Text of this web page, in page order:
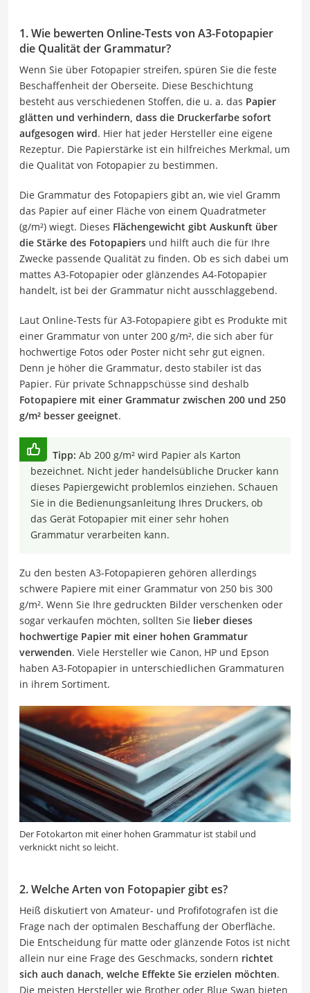
1. Wie bewerten Online-Tests von A3-Fotopapier
die Qualität der Grammatur?
Wenn Sie über Fotopapier streifen, spüren Sie die feste
Beschaffenheit der Oberseite. Diese Beschichtung
besteht aus verschiedenen Stoffen, die u. a. das Papier
glätten und verhindern, dass die Druckerfarbe sofort
aufgesogen wird. Hier hat jeder Hersteller eine eigene
Rezeptur. Die Papierstärke ist ein hilfreiches Merkmal, um
die Qualität von Fotopapier zu bestimmen.
Die Grammatur des Fotopapiers gibt an, wie viel Gramm
das Papier auf einer Fläche von einem Quadratmeter
(g/m²) wiegt. Dieses Flächengewicht gibt Auskunft über
die Stärke des Fotopapiers und hilft auch die für Ihre
Zwecke passende Qualität zu finden. Ob es sich dabei um
mattes A3-Fotopapier oder glänzendes A4-Fotopapier
handelt, ist bei der Grammatur nicht ausschlaggebend.
Laut Online-Tests für A3-Fotopapiere gibt es Produkte mit
einer Grammatur von unter 200 g/m², die sich aber für
hochwertige Fotos oder Poster nicht sehr gut eignen.
Denn je höher die Grammatur, desto stabiler ist das
Papier. Für private Schnappschüsse sind deshalb
Fotopapiere mit einer Grammatur zwischen 200 und 250
g/m² besser geeignet.
Tipp: Ab 200 g/m² wird Papier als Karton
bezeichnet. Nicht jeder handelsübliche Drucker kann
dieses Papiergewicht problemlos einziehen. Schauen
Sie in die Bedienungsanleitung Ihres Druckers, ob
das Gerät Fotopapier mit einer sehr hohen
Grammatur verarbeiten kann.
Zu den besten A3-Fotopapieren gehören allerdings
schwere Papiere mit einer Grammatur von 250 bis 300
g/m². Wenn Sie Ihre gedruckten Bilder verschenken oder
sogar verkaufen möchten, sollten Sie lieber dieses
hochwertige Papier mit einer hohen Grammatur
verwenden. Viele Hersteller wie Canon, HP und Epson
haben A3-Fotopapier in unterschiedlichen Grammaturen
in ihrem Sortiment.
Der Fotokarton mit einer hohen Grammatur ist stabil und
verknickt nicht so leicht.
2. Welche Arten von Fotopapier gibt es?
Heiß diskutiert von Amateur- und Profifotografen ist die
Frage nach der optimalen Beschaffung der Oberfläche.
Die Entscheidung für matte oder glänzende Fotos ist nicht
allein nur eine Frage des Geschmacks, sondern richtet
sich auch danach, welche Effekte Sie erzielen möchten.
Die meisten Hersteller wie Brother oder Blue Swan bieten